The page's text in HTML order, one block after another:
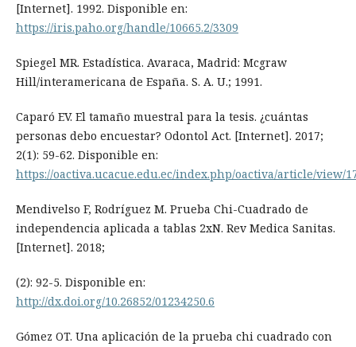
[Internet]. 1992. Disponible en:
https://iris.paho.org/handle/10665.2/3309
Spiegel MR. Estadística. Avaraca, Madrid: Mcgraw
Hill/interamericana de España. S. A. U.; 1991.
Caparó EV. El tamaño muestral para la tesis. ¿cuántas
personas debo encuestar? Odontol Act. [Internet]. 2017;
2(1): 59-62. Disponible en:
https://oactiva.ucacue.edu.ec/index.php/oactiva/article/view/
Mendivelso F, Rodríguez M. Prueba Chi-Cuadrado de
independencia aplicada a tablas 2xN. Rev Medica Sanitas.
[Internet]. 2018;
(2): 92-5. Disponible en:
http://dx.doi.org/10.26852/01234250.6
Gómez OT. Una aplicación de la prueba chi cuadrado con